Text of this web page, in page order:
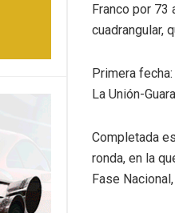
Franco por 73
cuadrangular,
Primera
La Unión-
Completada
ronda, en la
Fase